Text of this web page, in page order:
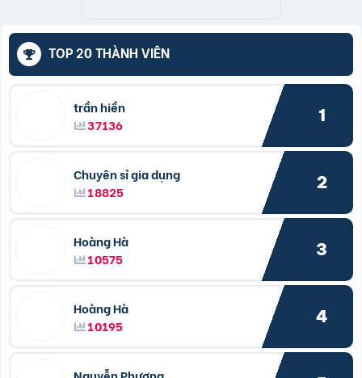
TOP 20 THÀNH VIÊN
trần hiền
37136
1
Chuyên sỉ gia dụng
18825
2
Hoàng Hà
10575
3
Hoàng Hà
10195
4